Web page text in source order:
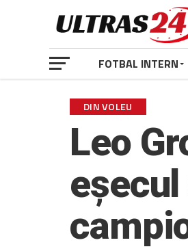
FOTBAL INTERN
DIN VOLEU
Leo